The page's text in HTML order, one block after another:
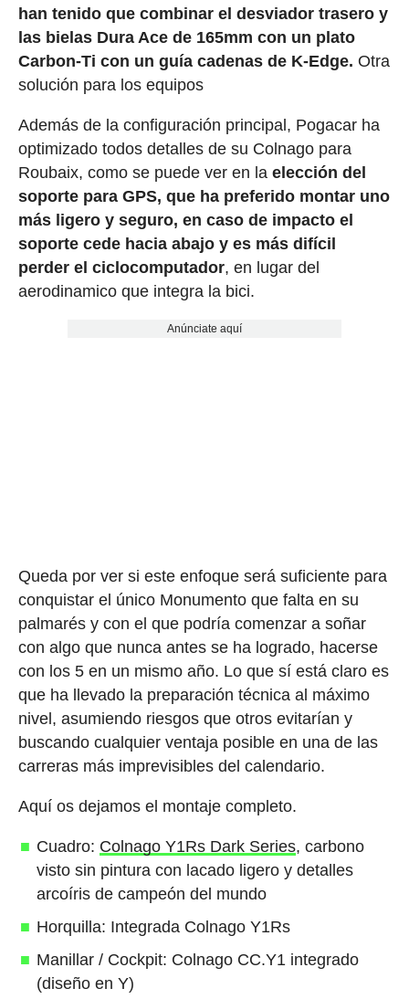
han tenido que combinar el desviador trasero y
las bielas Dura Ace de 165mm con un plato
Carbon-Ti con un guía cadenas de K-Edge. Otra
solución para los equipos
Además de la configuración principal, Pogacar ha
optimizado todos detalles de su Colnago para
Roubaix, como se puede ver en la elección del
soporte para GPS, que ha preferido montar uno
más ligero y seguro, en caso de impacto el
soporte cede hacia abajo y es más difícil
perder el ciclocomputador, en lugar del
aerodinamico que integra la bici.
Anúnciate aquí
Queda por ver si este enfoque será suficiente para
conquistar el único Monumento que falta en su
palmarés y con el que podría comenzar a soñar
con algo que nunca antes se ha logrado, hacerse
con los 5 en un mismo año. Lo que sí está claro es
que ha llevado la preparación técnica al máximo
nivel, asumiendo riesgos que otros evitarían y
buscando cualquier ventaja posible en una de las
carreras más imprevisibles del calendario.
Aquí os dejamos el montaje completo.
Cuadro: Colnago Y1Rs Dark Series, carbono
visto sin pintura con lacado ligero y detalles
arcoíris de campeón del mundo
Horquilla: Integrada Colnago Y1Rs
Manillar / Cockpit: Colnago CC.Y1 integrado
(diseño en Y)